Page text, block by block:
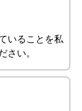
いることを私
さい。